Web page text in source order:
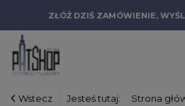
ZŁÓŻ DZIŚ ZAMÓWIENIE,
Wstecz Jesteś tutaj: Strona